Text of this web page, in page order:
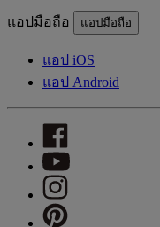
แอปมือถือ แอปมือถือ
แอป iOS
แอป Android